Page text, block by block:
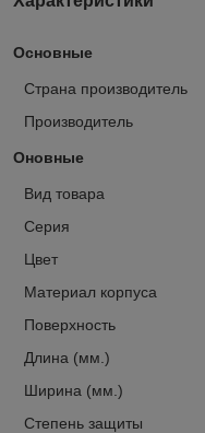
Основные
Страна производитель
Производитель
Оновные
Вид товара
Серия
Цвет
Материал корпуса
Поверхность
Длина (мм.)
Ширина (мм.)
Степень защиты